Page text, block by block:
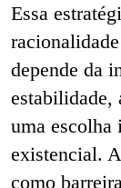
Essa
depende da
estabilidade,
uma escolha
existencial.
como